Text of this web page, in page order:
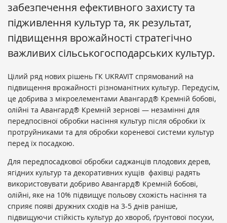
забезпечення ефективного захисту та
підживлення культур та, як результат,
підвищення врожайності стратегічно
важливих сільськогосподарських культур.
Цілий ряд нових рішень ГК UKRAVIT спрямований на
підвищення врожайності різноманітних культур. Передусім,
це добрива з мікроелементами Авангард® Кремній бобові,
олійні та Авангард® Кремній зернові — незамінні для
передпосівної обробки насіння культур після обробки їх
протруйниками та для обробки кореневої системи культур
перед їх посадкою.
Для передпосадкової обробки саджанців плодових дерев,
ягідних культур та декоративних кущів фахівці радять
використовувати добриво Авангард® Кремній бобові,
олійні, яке на 10% підвищує польову схожість насіння та
сприяє появі дружних сходів на 3-5 днів раніше,
підвищуючи стійкість культур до хвороб, ґрунтової посухи,